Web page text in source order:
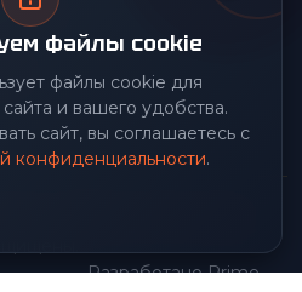
файлы cookie
файлы cookie для
и вашего удобства.
сайт, вы соглашаетесь с
конфиденциальности.
снабжения. Все права
Разработано Prime